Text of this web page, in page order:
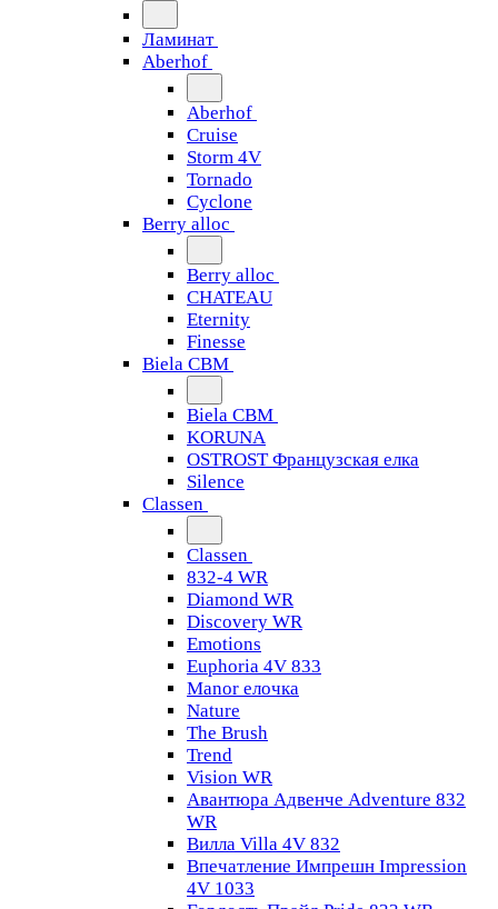
Ламинат
Aberhof
Aberhof
Cruise
Storm 4V
Tornado
Сyclone
Berry alloc
Berry alloc
CHATEAU
Eternity
Finesse
Biela CBM
Biela CBM
KORUNA
OSTROST Французская елка
Silence
Classen
Classen
832-4 WR
Diamond WR
Discovery WR
Emotions
Euphoria 4V 833
Manor елочка
Nature
The Brush
Trend
Vision WR
Авантюра Адвенче Adventure 832
WR
Вилла Villa 4V 832
Впечатление Импрешн Impression
4V 1033